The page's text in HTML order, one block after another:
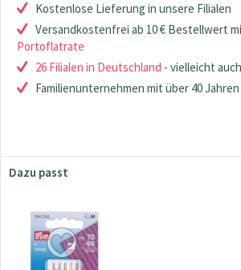
Kostenlose Lieferung in unsere Filialen
Versandkostenfrei ab 10 € Bestellwert
Portoflatrate
26 Filialen in Deutschland - vielleicht
Familienunternehmen mit über 40
Dazu passt